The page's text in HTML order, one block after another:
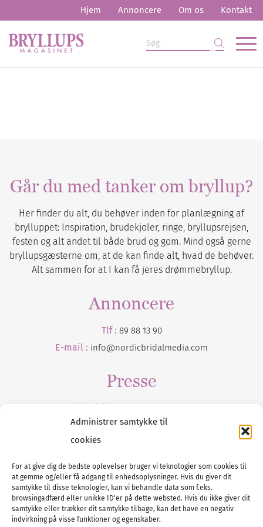
Administrer samtykke til
cookies
For at give dig de bedste oplevelser bruger vi teknologier som cookies til
at gemme og/eller få adgang til enhedsoplysninger. Hvis du giver dit
samtykke til disse teknologier, kan vi behandle data som f.eks.
browsingadfærd eller unikke ID'er på dette websted. Hvis du ikke giver dit
samtykke eller trækker dit samtykke tilbage, kan det have en negativ
indvirkning på visse funktioner og egenskaber.
Hjem Annoncere Om os Kontakt
Går du med tanker om bryllup?
Her finder du alt, du behøver inden for planlægning af
brylluppet: Inspiration, brudekjoler, ringe, bryllupsrejsen,
festen og alt andet til både brud og gom. Mind også gerne
bryllupsgæsterne om, at de kan finde alt, hvad de behøver.
Alt sammen for at I kan få jeres drømmebryllup.
Annoncere
Tlf : 89 88 13 90
E-mail : info@nordicbridalmedia.com
Presse
Tilmeld dig vores
Tel :89 88 13 90
E-post:info@nordicbridalmedia.com
Nordic Bridal Media